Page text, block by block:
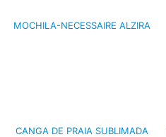
MOCHILA-NECESSAIRE ALZIRA
CANGA DE PRAIA SUBLIMADA